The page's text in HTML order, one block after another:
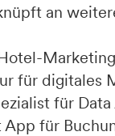
an
für digitales
für
App für